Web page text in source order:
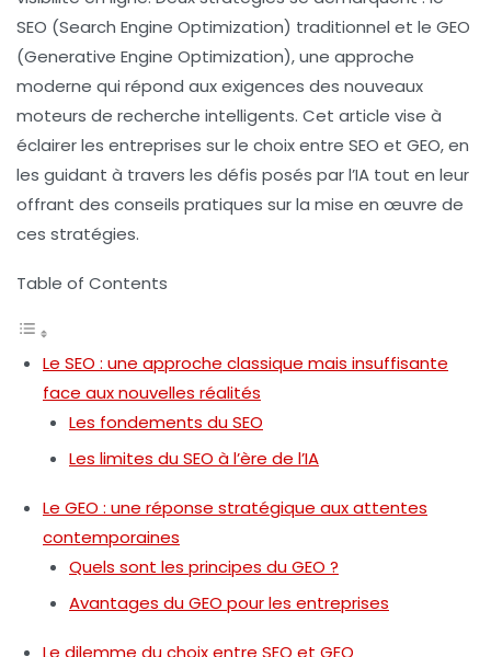
SEO (Search Engine Optimization) traditionnel et le GEO
(Generative Engine Optimization), une approche
moderne qui répond aux exigences des nouveaux
moteurs de recherche intelligents. Cet article vise à
éclairer les entreprises sur le choix entre SEO et GEO, en
les guidant à travers les défis posés par l’IA tout en leur
offrant des conseils pratiques sur la mise en œuvre de
ces stratégies.
Table of Contents
Le SEO : une approche classique mais insuffisante
face aux nouvelles réalités
Les fondements du SEO
Les limites du SEO à l’ère de l’IA
Le GEO : une réponse stratégique aux attentes
contemporaines
Quels sont les principes du GEO ?
Avantages du GEO pour les entreprises
Le dilemme du choix entre SEO et GEO